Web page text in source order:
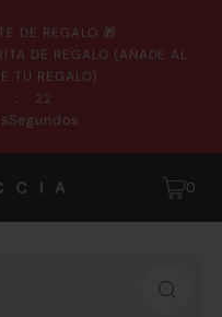
DE REGALO 🎁
DE REGALO (AÑADE AL
TU REGALO)
: 22
Segundos
0